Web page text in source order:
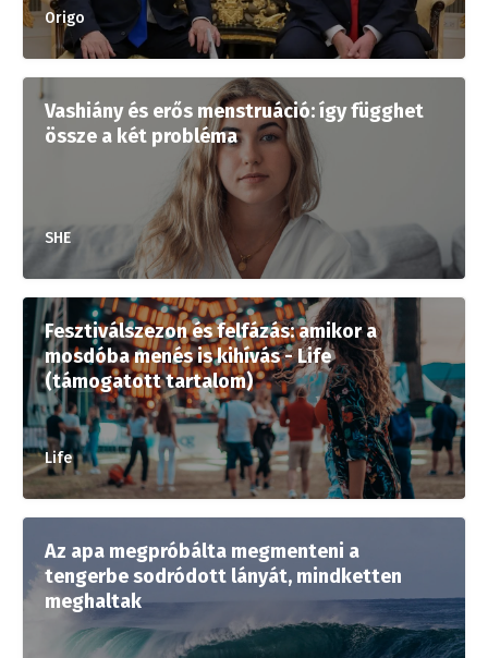
Origo
Vashiány és erős menstruáció: így függhet
össze a két probléma
SHE
Fesztiválszezon és felfázás: amikor a
mosdóba menés is kihívás - Life
(támogatott tartalom)
Life
Az apa megpróbálta megmenteni a
tengerbe sodródott lányát, mindketten
meghaltak